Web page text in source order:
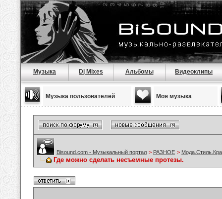
Музыка Dj Mixes Альбомы Видеоклипы
Музыка пользователей Моя музыка
Bisound.com - Музыкальный портал > РАЗНОЕ >
Где можно сделать несъемные протезы.